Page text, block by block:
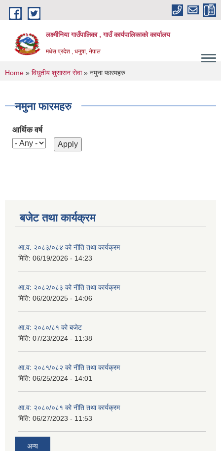
Skip to main content
लक्ष्मीनिया गाउँपालिका , गाउँ कार्यपालिकाको कार्यालय
मधेस प्रदेश , धनुषा, नेपाल
You are here
Home » विधुतीय शुसासन सेवा» नमुना फारमहरु
नमुना फारमहरु
आर्थिक वर्ष
बजेट तथा कार्यक्रम
आ.व. २०८३/०८४ को नीति तथा कार्यक्रम
मिति: 06/19/2026 - 14:23
आ.व: २०८२/०८३ को नीति तथा कार्यक्रम
मिति: 06/20/2025 - 14:06
आ.व: २०८०/८१ को बजेट
मिति: 07/23/2024 - 11:38
आ.व: २०८१/०८२ को नीति तथा कार्यक्रम
मिति: 06/25/2024 - 14:01
आ.व: २०८०/०८१ को नीति तथा कार्यक्रम
मिति: 06/27/2023 - 11:53
अन्य